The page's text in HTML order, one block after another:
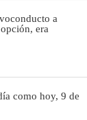
a
era
como hoy, 9 de